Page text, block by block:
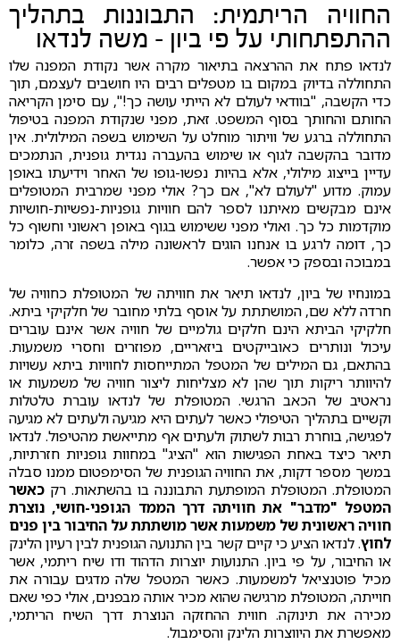
החוויה הריתמית: התבוננות בתהליך
ההתפתחותי על פי ביון - משה לנדאו
לנדאו פתח את ההרצאה בתיאור מקרה אשר נקודת המפנה שלו
התחוללה בדיוק במקום בו מטפלים רבים היו חושבים לעצמם, תוך
כדי הקשבה, "בוודאי לעולם לא הייתי עושה כך!", עם סימן הקריאה
החותם והחותך בסוף המשפט. זאת, מפני שנקודת המפנה בטיפול
התחוללה ברגע של וויתור מוחלט על השימוש בשפה המילולית. אין
מדובר בהקשבה לגוף או שימוש בהעברה נגדית גופנית, הנתמכים
עדיין בייצוג מילולי, אלא בהיות נפשו-גופו של האחר וידיעתו באופן
עמוק. מדוע "לעולם לא", אם כך? אולי מפני שמרבית המטופלים
אינם מבקשים מאיתנו לספר להם חוויות גופניות-נפשיות-חושיות
מוקדמות כל כך. ואולי מפני ששימוש בגוף באופן ראשוני וחשוף כל
כך, דומה לרגע בו אנחנו הוגים לראשונה מילה בשפה זרה, כלומר
במבוכה ובספק כי אפשר.
במונחיו של ביון, לנדאו תיאר את חוויתה של המטופלת כחוויה של
חרדה ללא שם, המושתתת על אוסף בלתי מחובר של חלקיקי ביתא.
חלקיקי הביתא הינם חלקים גולמיים של חוויה אשר אינם עוברים
עיכול ונותרים כאובייקטים ביזאריים, מפוזרים וחסרי משמעות.
בהתאם, גם המילים של המטפל המתייחסות לחוויות ביתא עשויות
להיוותר ריקות תוך שהן לא מצליחות ליצור חוויה של משמעות או
נראטיב של הכאב הרגשי. המטופלת של לנדאו עוברת טלטלות
וקשיים בתהליך הטיפולי כאשר לעתים היא מגיעה ולעתים לא מגיעה
לפגישה, בוחרת רבות לשתוק ולעתים אף מתייאשת מהטיפול. לנדאו
תיאר כיצד באחת הפגישות הוא "הציג" במחוות גופניות חזרתיות,
במשך מספר דקות, את החוויה הגופנית של הסימפטום ממנו סבלה
המטופלת. המטופלת המופתעת התבוננה בו בהשתאות. רק כאשר
המטפל "מדבר" את חוויתה דרך הממד הגופני-חושי, נוצרת
חוויה ראשונית של משמעות אשר מושתתת על החיבור בין פנים
לחוץ. לנדאו הציע כי קיים קשר בין התנועה הגופנית לבין רעיון הלינק
או החיבור, על פי ביון. התנועות יוצרות הדהוד ודו שיח ריתמי, אשר
מכיל פוטנציאל למשמעות. כאשר המטפל שלה מדגים עבורה את
חוייתה, המטופלת מרגישה שהוא מכיר אותה מבפנים, אולי כפי שאם
מכירה את תינוקה. חווית ההחזקה הנוצרת דרך השיח הריתמי,
מאפשרת את היווצרות הלינק והסימבול.